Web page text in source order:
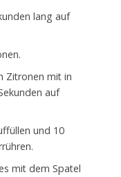
lang auf
Zitronen mit in
auf
und 10
mit dem Spatel